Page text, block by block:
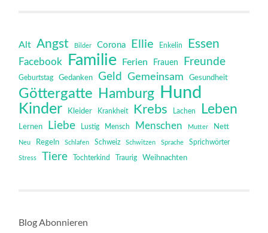
Alt Angst Bilder Corona Ellie Enkelin Essen
Facebook Familie Ferien Frauen Freunde
Geburtstag Gedanken Geld Gemeinsam Gesundheit
Göttergatte Hamburg Hund
Kinder Kleider Krankheit Krebs Lachen Leben
Lernen Liebe Lustig Mensch Menschen Mutter Nett
Neu Regeln Schlafen Schweiz Schwitzen Sprache Sprichwörter
Stress Tiere Tochterkind Traurig Weihnachten
Blog Abonnieren